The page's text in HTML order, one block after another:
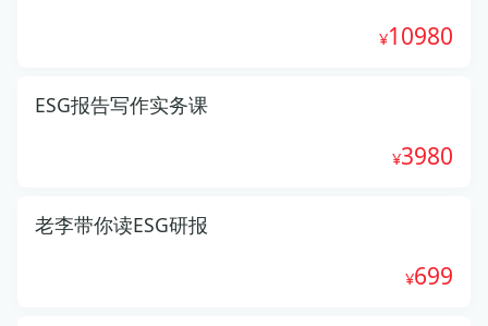
10980
ESG报告写作实务课
3980
老李带你读ESG研报
699